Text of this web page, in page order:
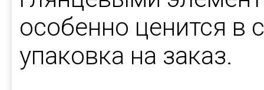
особенно ценится в
упаковка на заказ.